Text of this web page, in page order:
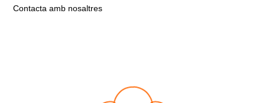
Contacta amb nosaltres